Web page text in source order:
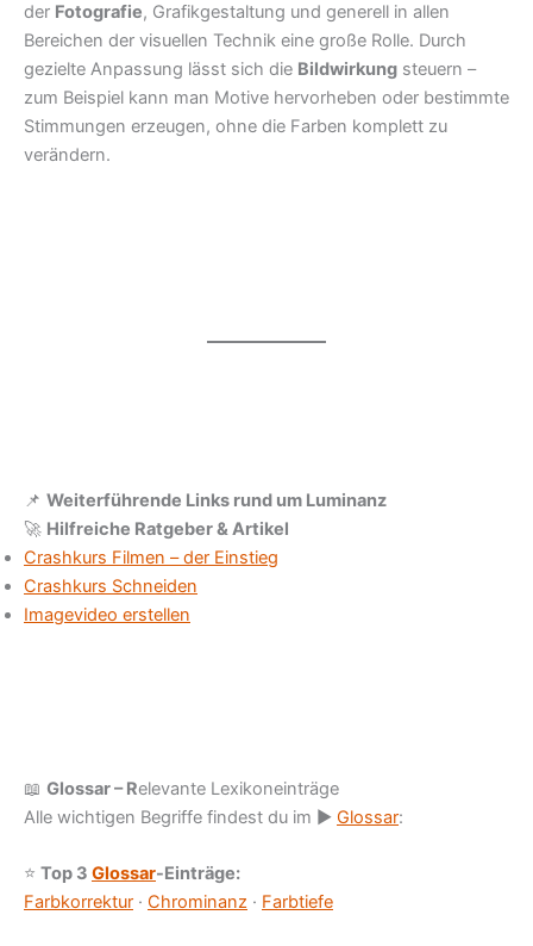
der Fotografie, Grafikgestaltung und generell in allen
Bereichen der visuellen Technik eine große Rolle. Durch
gezielte Anpassung lässt sich die Bildwirkung steuern –
zum Beispiel kann man Motive hervorheben oder bestimmte
Stimmungen erzeugen, ohne die Farben komplett zu
verändern.
📌 Weiterführende Links rund um Luminanz
🚀 Hilfreiche Ratgeber & Artikel
Crashkurs Filmen – der Einstieg
Crashkurs Schneiden
Imagevideo erstellen
📖 Glossar – Relevante Lexikoneinträge
Alle wichtigen Begriffe findest du im ▶︎ Glossar:
⭐ Top 3 Glossar-Einträge:
Farbkorrektur · Chrominanz · Farbtiefe